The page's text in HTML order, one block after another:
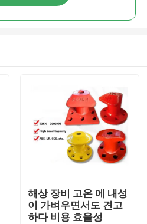
해상 장비 고온 에 내성
이 가벼우면서도 견고
하다 비용 효율성